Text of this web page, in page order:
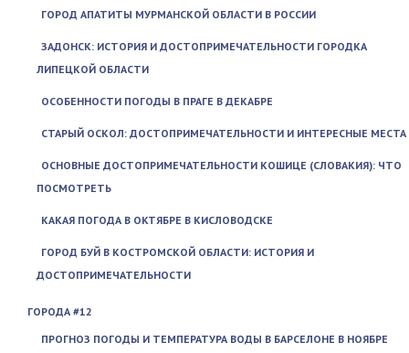
ГОРОД АПАТИТЫ МУРМАНСКОЙ ОБЛАСТИ В РОССИИ
ЗАДОНСК: ИСТОРИЯ И ДОСТОПРИМЕЧАТЕЛЬНОСТИ ГОРОДКА
ЛИПЕЦКОЙ ОБЛАСТИ
ОСОБЕННОСТИ ПОГОДЫ В ПРАГЕ В ДЕКАБРЕ
СТАРЫЙ ОСКОЛ: ДОСТОПРИМЕЧАТЕЛЬНОСТИ И ИНТЕРЕСНЫЕ МЕСТА
ОСНОВНЫЕ ДОСТОПРИМЕЧАТЕЛЬНОСТИ КОШИЦЕ (СЛОВАКИЯ): ЧТО
ПОСМОТРЕТЬ
КАКАЯ ПОГОДА В ОКТЯБРЕ В КИСЛОВОДСКЕ
ГОРОД БУЙ В КОСТРОМСКОЙ ОБЛАСТИ: ИСТОРИЯ И
ДОСТОПРИМЕЧАТЕЛЬНОСТИ
ГОРОДА #12
ПРОГНОЗ ПОГОДЫ И ТЕМПЕРАТУРА ВОДЫ В БАРСЕЛОНЕ В НОЯБРЕ